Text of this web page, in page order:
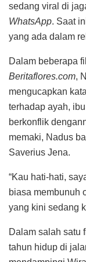
sedang viral di
WhatsApp. Saat
yang ada dalam
Dalam beberapa
Beritaflores.com,
mengucapkan
terhadap ayah,
berkonflik
memaki, Nadus
Saverius Jena.
“Kau hati-hati,
biasa membunuh
yang kini sedang
Dalam salah satu
tahun hidup di